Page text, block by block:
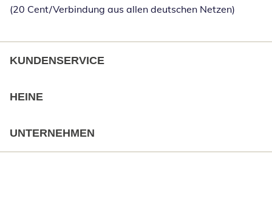
(20 Cent/Verbindung aus allen deutschen Netzen)
KUNDENSERVICE
HEINE
UNTERNEHMEN